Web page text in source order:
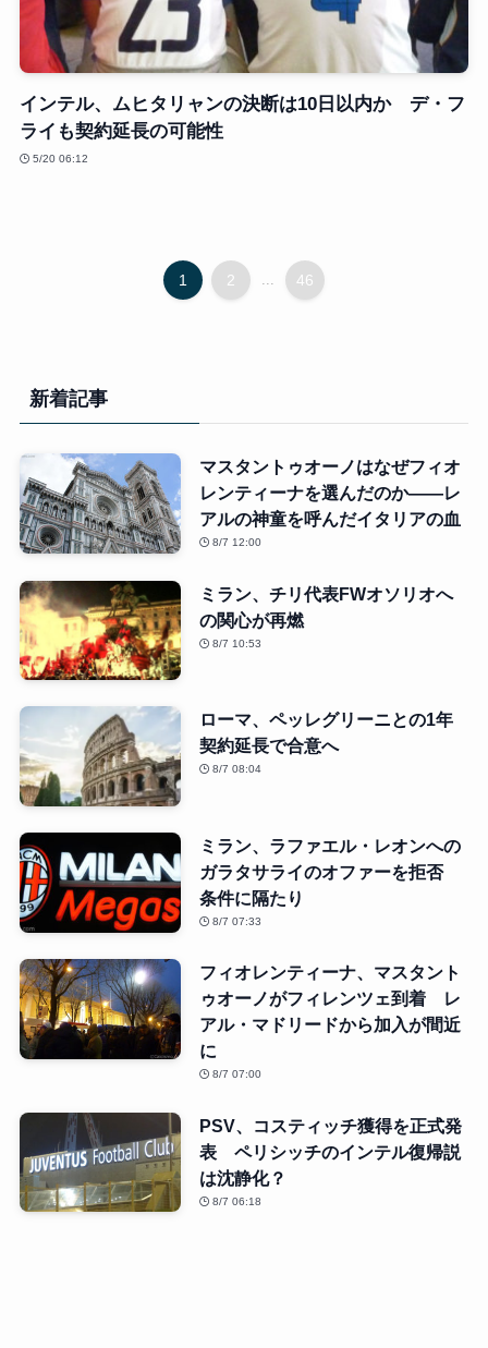
インテル、ムヒタリャンの決断は10日以内か デ・フ
ライも契約延長の可能性
5/20 06:12
1 2 ... 46
新着記事
マスタントゥオーノはなぜフィオ
レンティーナを選んだのか――レ
アルの神童を呼んだイタリアの血
8/7 12:00
ミラン、チリ代表FWオソリオへ
の関心が再燃
8/7 10:53
ローマ、ペッレグリーニとの1年
契約延長で合意へ
8/7 08:04
ミラン、ラファエル・レオンへの
ガラタサライのオファーを拒否
条件に隔たり
8/7 07:33
フィオレンティーナ、マスタント
ゥオーノがフィレンツェ到着 レ
アル・マドリードから加入が間近
に
8/7 07:00
PSV、コスティッチ獲得を正式発
表 ペリシッチのインテル復帰説
は沈静化？
8/7 06:18